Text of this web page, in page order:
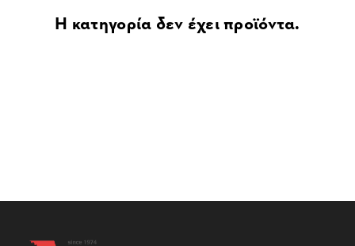
Η κατηγορία δεν έχει προϊόντα.